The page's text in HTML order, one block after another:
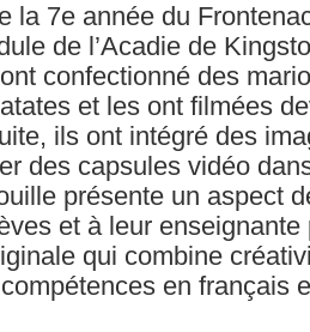
la 7e année du
de l’Acadie de
confectionné des
et les ont filmées
ils ont intégré des
des capsules vidéo
présente un aspect
et à leur enseignante
qui combine
en français